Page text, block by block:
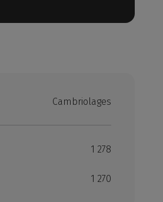
Cambriolages
1 278
1 270